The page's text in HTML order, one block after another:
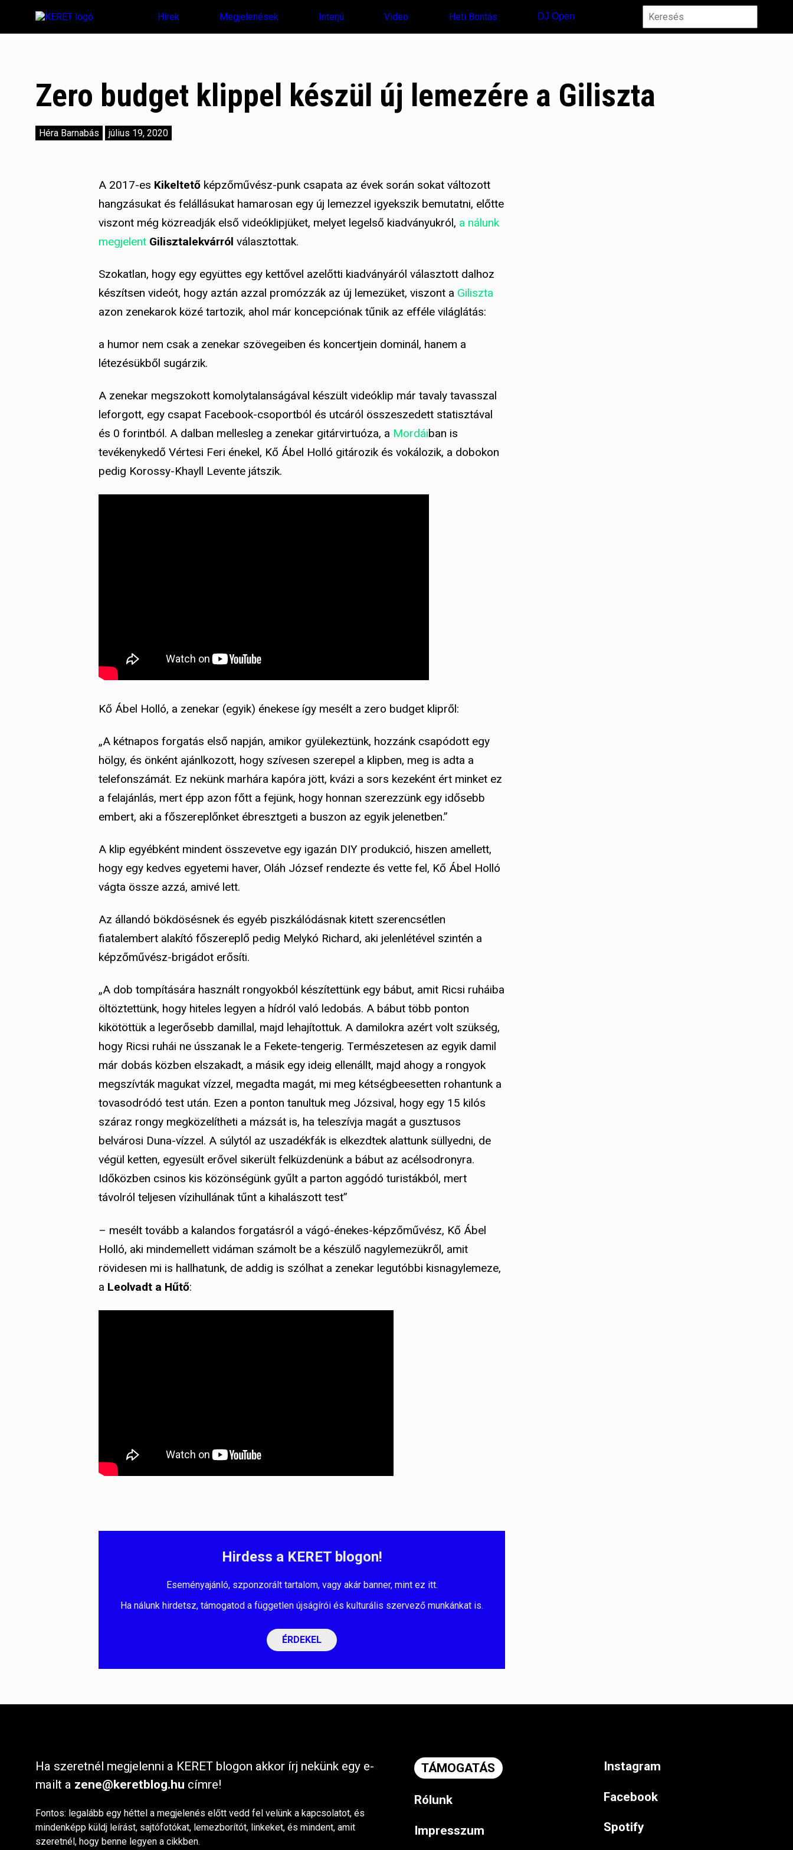
Hírek Megjelenések Interjú Video Heti Bontás DJ Open
Zero budget klippel készül új lemezére a Giliszta
Héra Barnabás július 19, 2020
A 2017-es Kikeltető képzőművész-punk csapata az évek során sokat változott
hangzásukat és felállásukat hamarosan egy új lemezzel igyekszik bemutatni, előtte
viszont még közreadják első videóklipjüket, melyet legelső kiadványukról, a nálunk
megjelent Gilisztalekvárról választottak.
Szokatlan, hogy egy együttes egy kettővel azelőtti kiadványáról választott dalhoz
készítsen videót, hogy aztán azzal promózzák az új lemezüket, viszont a Giliszta
azon zenekarok közé tartozik, ahol már koncepciónak tűnik az efféle világlátás:
a humor nem csak a zenekar szövegeiben és koncertjein dominál, hanem a
létezésükből sugárzik.
A zenekar megszokott komolytalanságával készült videóklip már tavaly tavasszal
leforgott, egy csapat Facebook-csoportból és utcáról összeszedett statisztával
és 0 forintból. A dalban mellesleg a zenekar gitárvirtuóza, a Mordáiban is
tevékenykedő Vértesi Feri énekel, Kő Ábel Holló gitározik és vokálozik, a dobokon
pedig Korossy-Khayll Levente játszik.
Kő Ábel Holló, a zenekar (egyik) énekese így mesélt a zero budget klipről:
„A kétnapos forgatás első napján, amikor gyülekeztünk, hozzánk csapódott egy
hölgy, és önként ajánlkozott, hogy szívesen szerepel a klipben, meg is adta a
telefonszámát. Ez nekünk marhára kapóra jött, kvázi a sors kezeként ért minket ez
a felajánlás, mert épp azon főtt a fejünk, hogy honnan szerezzünk egy idősebb
embert, aki a főszereplőnket ébresztgeti a buszon az egyik jelenetben.”
A klip egyébként mindent összevetve egy igazán DIY produkció, hiszen amellett,
hogy egy kedves egyetemi haver, Oláh József rendezte és vette fel, Kő Ábel Holló
vágta össze azzá, amivé lett.
Az állandó bökdösésnek és egyéb piszkálódásnak kitett szerencsétlen
fiatalembert alakító főszereplő pedig Melykó Richard, aki jelenlétével szintén a
képzőművész-brigádot erősíti.
„A dob tompítására használt rongyokból készítettünk egy bábut, amit Ricsi ruháiba
öltöztettünk, hogy hiteles legyen a hídról való ledobás. A bábut több ponton
kikötöttük a legerősebb damillal, majd lehajítottuk. A damilokra azért volt szükség,
hogy Ricsi ruhái ne ússzanak le a Fekete-tengerig. Természetesen az egyik damil
már dobás közben elszakadt, a másik egy ideig ellenállt, majd ahogy a rongyok
megszívták magukat vízzel, megadta magát, mi meg kétségbeesetten rohantunk a
tovasodródó test után. Ezen a ponton tanultuk meg Józsival, hogy egy 15 kilós
száraz rongy megközelítheti a mázsát is, ha teleszívja magát a gusztusos
belvárosi Duna-vízzel. A súlytól az uszadékfák is elkezdtek alattunk süllyedni, de
végül ketten, egyesült erővel sikerült felküzdenünk a bábut az acélsodronyra.
Időközben csinos kis közönségünk gyűlt a parton aggódó turistákból, mert
távolról teljesen vízihullának tűnt a kihalászott test”
– mesélt tovább a kalandos forgatásról a vágó-énekes-képzőművész, Kő Ábel
Holló, aki mindemellett vidáman számolt be a készülő nagylemezükről, amit
rövidesen mi is hallhatunk, de addig is szólhat a zenekar legutóbbi kisnagylemeze,
a Leolvadt a Hűtő:
Hirdess a KERET blogon!
Eseményajánló, szponzorált tartalom, vagy akár banner, mint ez itt.
Ha nálunk hirdetsz, támogatod a független újságírói és kulturális szervező munkánkat is.
ÉRDEKEL
Ha szeretnél megjelenni a KERET blogon akkor írj nekünk egy e-
mailt a zene@keretblog.hu címre!
Fontos: legalább egy héttel a megjelenés előtt vedd fel velünk a kapcsolatot, és
mindenképp küldj leírást, sajtófotókat, lemezborítót, linkeket, és mindent, amit
szeretnél, hogy benne legyen a cikkben.
TÁMOGATÁS
Rólunk
Impresszum
Instagram
Facebook
Spotify